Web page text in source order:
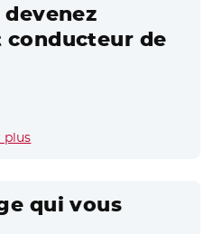
devenez
de
plus
qui vous